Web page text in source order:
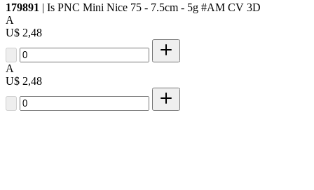
179891 | Is PNC Mini Nice 75 - 7.5cm - 5g #AM CV 3D
A
U$ 2,48
A
U$ 2,48